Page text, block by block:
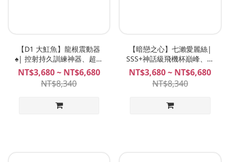
【D1 大魟魚】龍根震動器
♠️| 控射持久訓練神器、超爆
高刺激，男人必玩！NITE
D1 夜能 環震器PRO
NT$3,680 ~ NT$6,680
NT$8,340
【暗戀之心】七瀨愛麗絲|
SSS+神話級飛機杯巔峰、暗
戀色慾力作、七瀨愛麗絲飛
機杯 Plan B
NT$3,680 ~ NT$6,680
NT$8,340